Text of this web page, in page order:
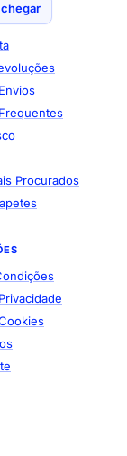
Procurados